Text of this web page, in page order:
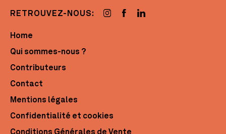
RETROUVEZ-NOUS:
Home
Qui sommes-nous ?
Contributeurs
Contact
Mentions légales
Confidentialité et cookies